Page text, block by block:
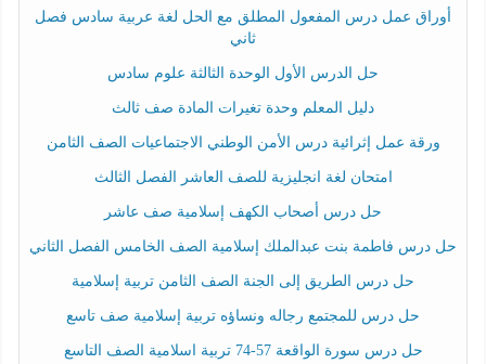
أوراق عمل درس المفعول المطلق مع الحل لغة عربية سادس فصل
ثاني
حل الدرس الأول الوحدة الثالثة علوم سادس
دليل المعلم وحدة تغيرات المادة صف ثالث
ورقة عمل إثرائية درس الأمن الوطني الاجتماعيات الصف الثامن
امتحان لغة انجليزية للصف العاشر الفصل الثالث
حل درس أصحاب الكهف إسلامية صف عاشر
حل درس فاطمة بنت عبدالملك إسلامية الصف الخامس الفصل الثاني
حل درس الطريق إلى الجنة الصف الثامن تربية إسلامية
حل درس للمجتمع رجاله ونساؤه تربية إسلامية صف تاسع
حل درس سورة الواقعة 57-74 تربية اسلامية الصف التاسع